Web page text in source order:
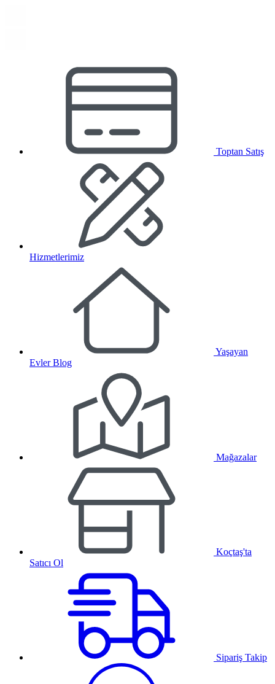
Toptan Satış
Hizmetlerimiz
Yaşayan
Evler Blog
Mağazalar
Koçtaş'ta
Satıcı Ol
Sipariş Takip